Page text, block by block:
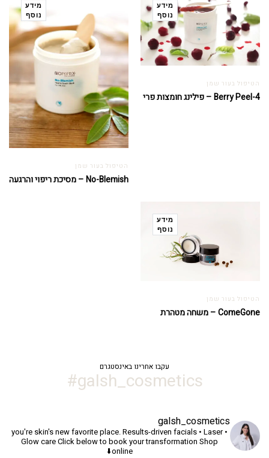
מידע
נוסף
הטיפול בעור שמן
4-Berry Peel – פילינג חומצות פרי
מידע
נוסף
הטיפול בעור שמן
No-Blemish – מסיכת ריפוי והרגעה
מידע
נוסף
הטיפול בעור שמן
ComeGone – משחה מטהרת
עקבו אחרינו באינסטגרם
galsh_cosmetics#
galsh_cosmetics
you're skin's new favorite place.Results-driven facials • Laser •
Glow careClick below to book your transformation Shop
online⬇️